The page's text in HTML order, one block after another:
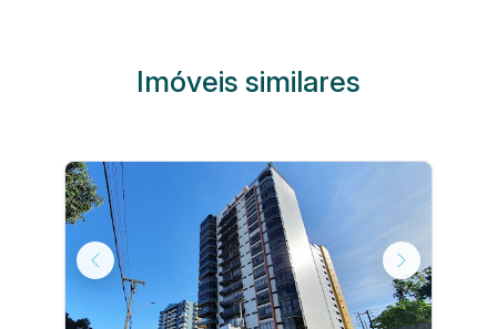
Imóveis similares
Previous Next